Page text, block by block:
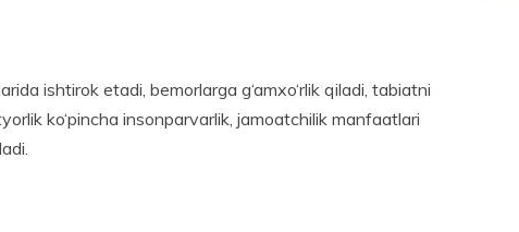
ishtirok etadi, bemorlarga g‘amxo‘rlik qiladi, tabiatni
ko‘pincha insonparvarlik, jamoatchilik manfaatlari